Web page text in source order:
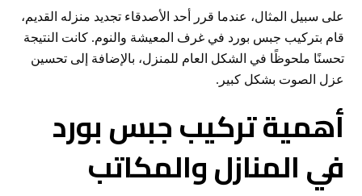
على سبيل المثال، عندما قرر أحد الأصدقاء تجديد منزله القديم،
قام بتركيب جبس بورد في غرف المعيشة والنوم. كانت النتيجة
تحسنًا ملحوظًا في الشكل العام للمنزل، بالإضافة إلى تحسين
عزل الصوت بشكل كبير.
أهمية تركيب جبس بورد
في المنازل والمكاتب